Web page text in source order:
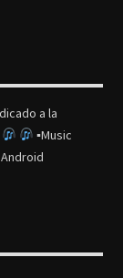
a la
▪Music